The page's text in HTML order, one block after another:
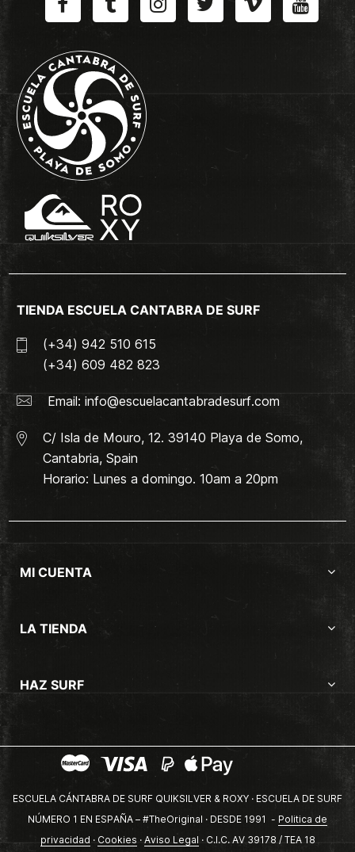
TIENDA ESCUELA CANTABRA DE SURF
(+34) 942 510 615
(+34) 609 482 823
Email: info@escuelacantabradesurf.com
C/ Isla de Mouro, 12. 39140 Playa de Somo,
Cantabria, Spain
Horario: Lunes a domingo. 10am a 20pm
MI CUENTA
LA TIENDA
HAZ SURF
ESCUELA CÁNTABRA DE SURF QUIKSILVER & ROXY · ESCUELA DE SURF
NÚMERO 1 EN ESPAÑA – #TheOriginal · DESDE 1991 - Politica de
privacidad · Cookies · Aviso Legal · C.I.C. AV 39178 / TEA 18